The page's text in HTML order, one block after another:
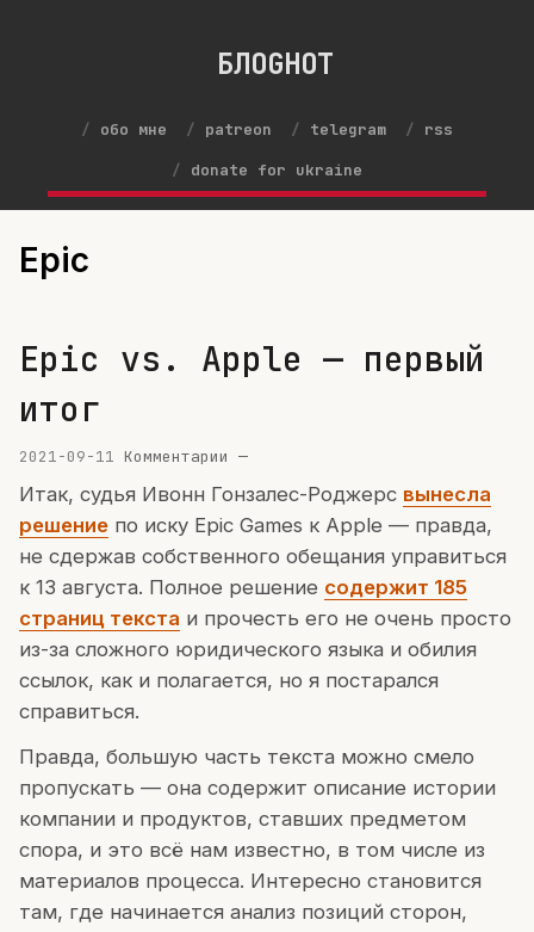
БЛОGНОТ
обо мне patreon telegram
rss
donate for ukraine
Epic
Epic vs. Apple — первый
итог
2021-09-11 Комментарии —
Итак, судья Ивонн Гонзалес-Роджерс вынесла
решение по иску Epic Games к Apple — правда,
не сдержав собственного обещания управиться
к 13 августа. Полное решение содержит 185
страниц текста и прочесть его не очень просто
из-за сложного юридического языка и обилия
ссылок, как и полагается, но я постарался
справиться.
Правда, большую часть текста можно смело
пропускать — она содержит описание истории
компании и продуктов, ставших предметом
спора, и это всё нам известно, в том числе из
материалов процесса. Интересно становится
там, где начинается анализ позиций сторон,